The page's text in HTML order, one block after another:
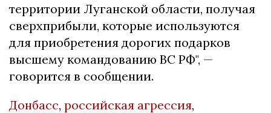
территории Луганской области, получая
сверхприбыли, которые используются
для приобретения дорогих подарков
высшему командованию ВС РФ", —
говорится в сообщении.
Донбасс, российская агрессия,